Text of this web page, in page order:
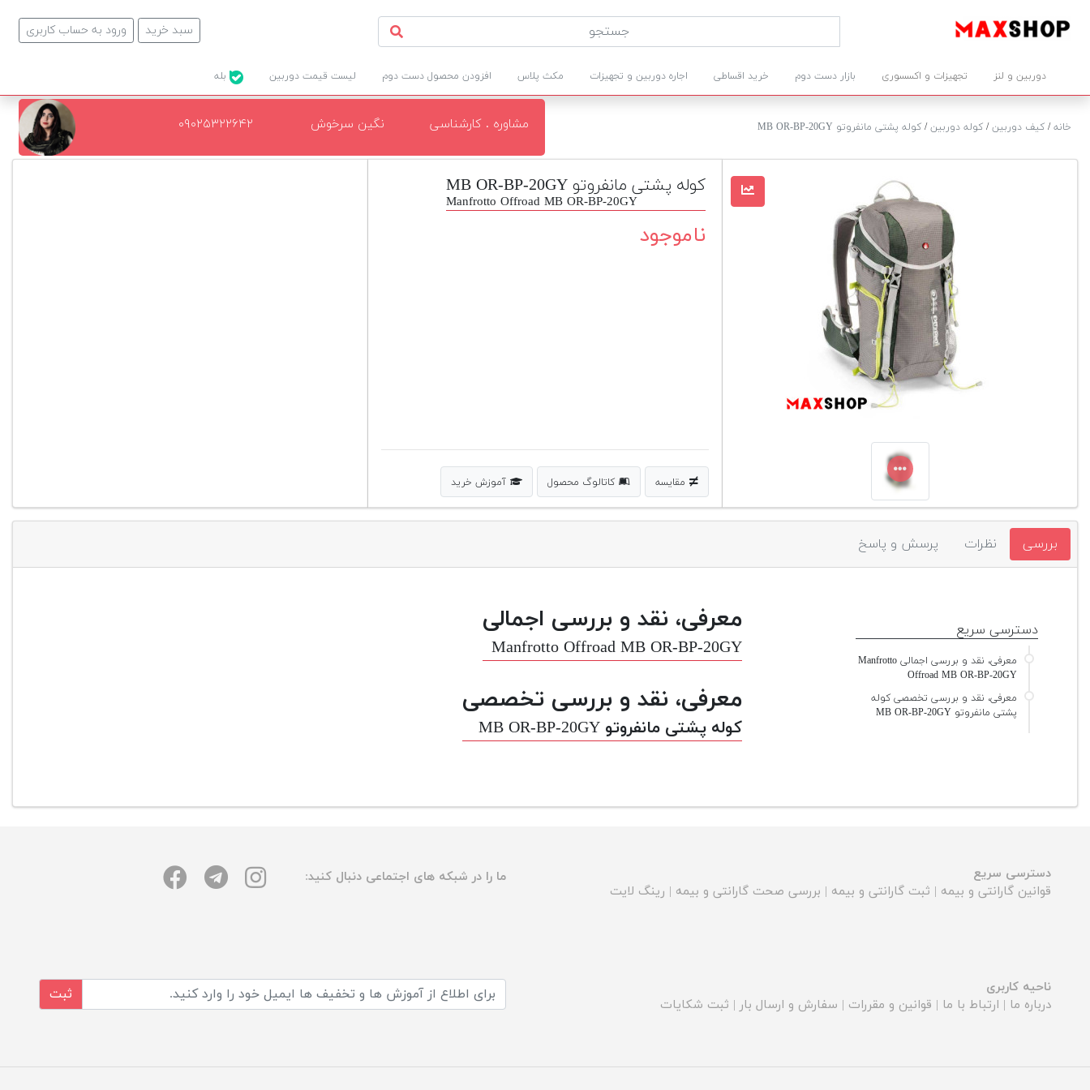
ورود به حساب کاربری سبد خرید
دوربین و لنز تجهیزات و اکسسوری بازار دست دوم خرید اقساطی اجاره دوربین و تجهیزات مکث پلاس افزودن محصول دست دوم لیست قیمت دوربین
خانه/ کیف دوربین/ کوله دوربین/ کوله پشتی مانفروتو MB OR-BP-20GY مشاوره . کارشناسی نگین سرخوش ۰۹۰۲۵۳۲۲۶۴۲
کوله پشتی مانفروتو MB OR-BP-20GY
Manfrotto Offroad MB OR-BP-20GY
ناموجود
مقایسه کاتالوگ محصول آموزش خرید
بررسی نظرات پرسش و پاسخ
معرفی، نقد و بررسی اجمالی
Manfrotto Offroad MB OR-BP-20GY
معرفی، نقد و بررسی تخصصی
کوله پشتی مانفروتو MB OR-BP-20GY
دسترسی سریع
معرفی، نقد و بررسی اجمالی Manfrotto
Offroad MB OR-BP-20GY
معرفی، نقد و بررسی تخصصی کوله
پشتی مانفروتو MB OR-BP-20GY
دسترسی سریع
قوانین گارانتی و بیمه | ثبت گارانتی و بیمه | بررسی صحت گارانتی و بیمه | رینگ لایت
ما را در شبکه های اجتماعی دنبال کنید:
ناحیه کاربری
درباره ما | ارتباط با ما | قوانین و مقررات | سفارش و ارسال بار | ثبت شکایات
ثبت